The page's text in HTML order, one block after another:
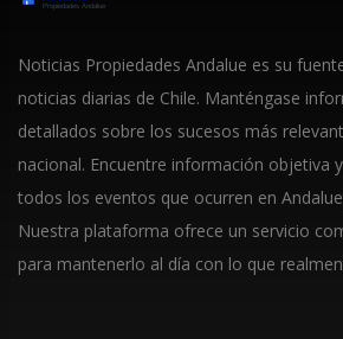
Noticias Propiedades Andalue es su
noticias diarias de Chile. Manténgase
detallados sobre los sucesos más
nacional. Encuentre información objetiva
todos los eventos que ocurren en
Nuestra plataforma ofrece un servicio
para mantenerlo al día con lo que